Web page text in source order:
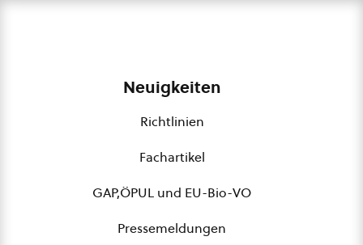
Neuigkeiten
Richtlinien
Fachartikel
GAP,ÖPUL und EU-Bio-VO
Pressemeldungen